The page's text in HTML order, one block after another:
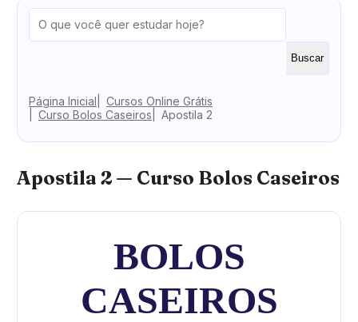
Buscar
Página Inicial
Cursos Online Grátis
Curso Bolos Caseiros
Apostila 2
Apostila 2 — Curso Bolos Caseiros
BOLOS
CASEIROS